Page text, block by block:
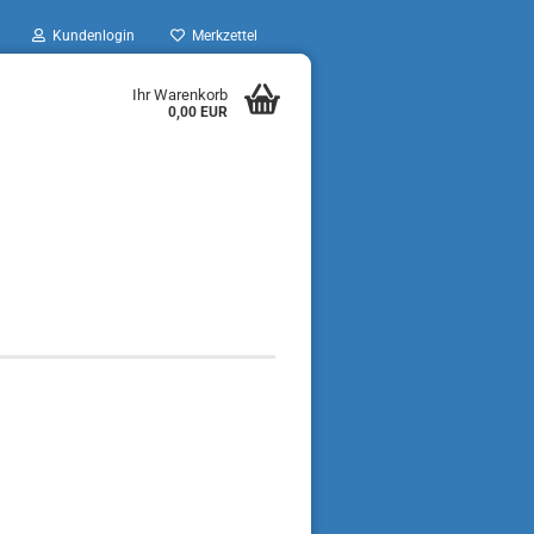
Kundenlogin Merkzettel
Ihr Warenkorb
0,00 EUR